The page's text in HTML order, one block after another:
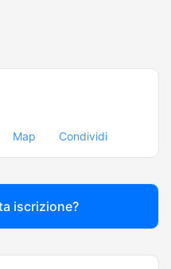
Map Condividi
iscrizione?